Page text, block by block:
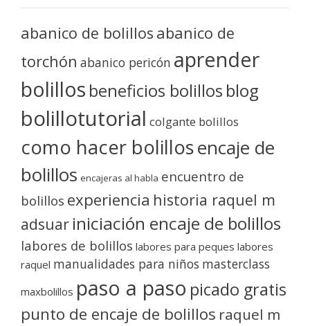
abanico de bolillos abanico de
torchón abanico pericón aprender
bolillos beneficios bolillos blog
bolillotutorial colgante bolillos
como hacer bolillosencaje de
bolillos encajeras al habla encuentro de
bolillos experiencia historia raquel m
adsuar iniciación encaje de bolillos
labores de bolillos labores para peques labores
raquel manualidades para niños masterclass
maxbolillos paso a paso picado gratis
punto de encaje de bolillos raquel m